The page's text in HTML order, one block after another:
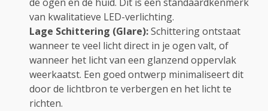
van kwalitatieve LED-verlichting.
Lage Schittering (Glare):Schittering ontstaat
wanneer te veel licht direct in je ogen valt, of
wanneer het licht van een glanzend oppervlak
weerkaatst. Een goed ontwerp minimaliseert dit
door de lichtbron te verbergen en het licht te
richten.